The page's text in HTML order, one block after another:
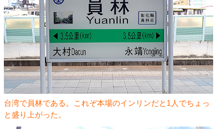
台湾で員林である。これぞ本場のインリンだと1人でちょっ
と盛り上がった。